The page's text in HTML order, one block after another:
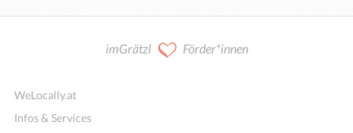
imGrätzl Förder*innen
WeLocally.at
Infos & Services